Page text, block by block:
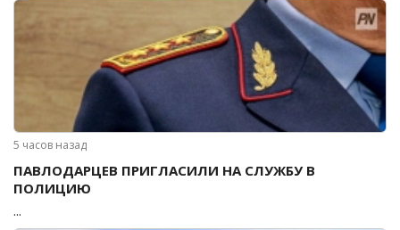
5 часов назад
ПАВЛОДАРЦЕВ ПРИГЛАСИЛИ НА СЛУЖБУ В
ПОЛИЦИЮ
...